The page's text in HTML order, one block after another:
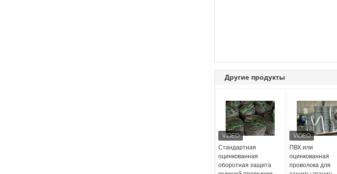
Другие продукты
Стандартная
оцинкованная
оборотная защита
ПВХ или
оцинкованная
проволока для